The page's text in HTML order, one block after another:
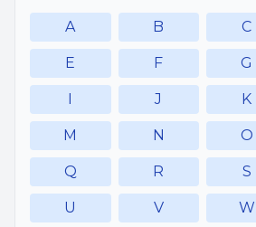
A B C
E F G
I J K
M N O
Q R S
U V W